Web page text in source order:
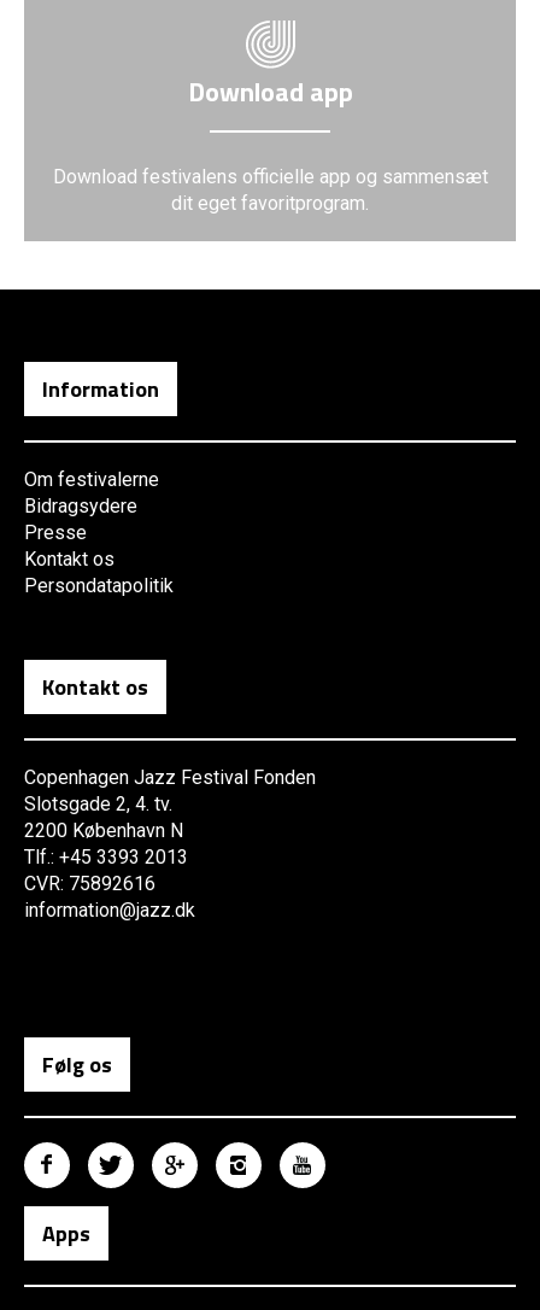
Download app
Download festivalens officielle app og sammensæt
dit eget favoritprogram.
Information
Om festivalerne
Bidragsydere
Presse
Kontakt os
Persondatapolitik
Kontakt os
Copenhagen Jazz Festival Fonden
Slotsgade 2, 4. tv.
2200 København N
Tlf.: +45 3393 2013
CVR: 75892616
information@jazz.dk
Følg os
Apps